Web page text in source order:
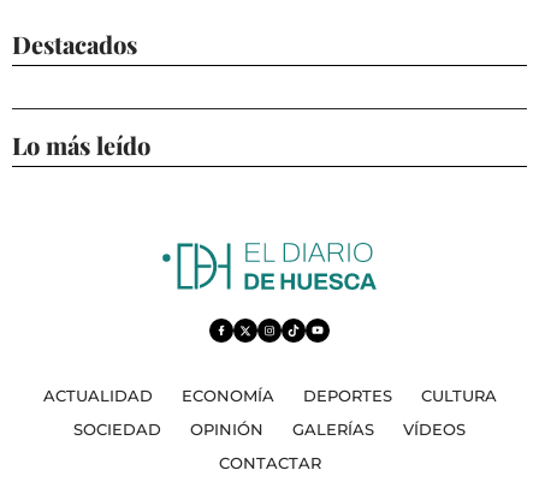
Destacados
Lo más leído
ACTUALIDAD ECONOMÍA DEPORTES
CULTURA
SOCIEDAD
OPINIÓN GALERÍAS
VÍDEOS
CONTACTAR